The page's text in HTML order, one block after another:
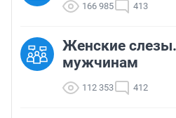
166 985 413
Женские
мужчинам
112 353 412